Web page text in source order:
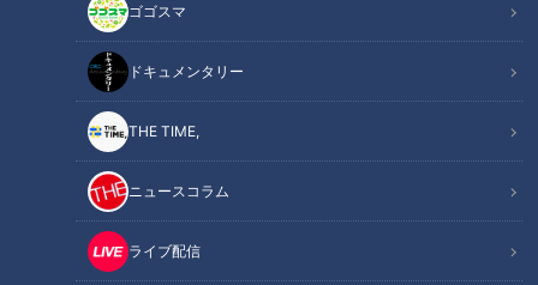
ゴゴスマ
ドキュメンタリー
THE TIME,
ニュースコラム
ライブ配信
関連リンク
連発！ ロドリゲス【1分18秒～】 田中幹也
知っていますか「マダックス」
“エース級”宏斗の熱投
福永は打撃でも守備でも･･･
戦力外から復活した板山